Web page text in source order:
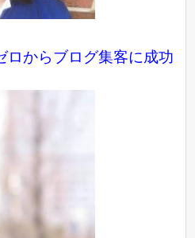
ロからブログ集客に成功